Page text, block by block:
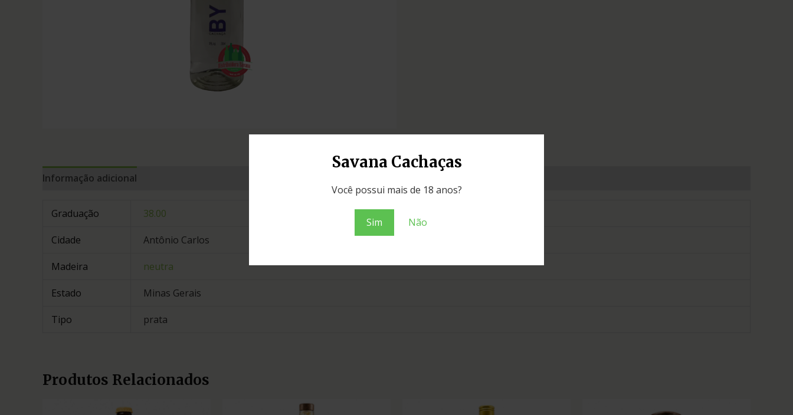
Savana Cachaças
Você possui mais de 18 anos?
Sim Não
Informação adicional
Graduação 38.00
Cidade Antônio Carlos
Madeira neutra
Estado Minas Gerais
Tipo prata
Produtos Relacionados